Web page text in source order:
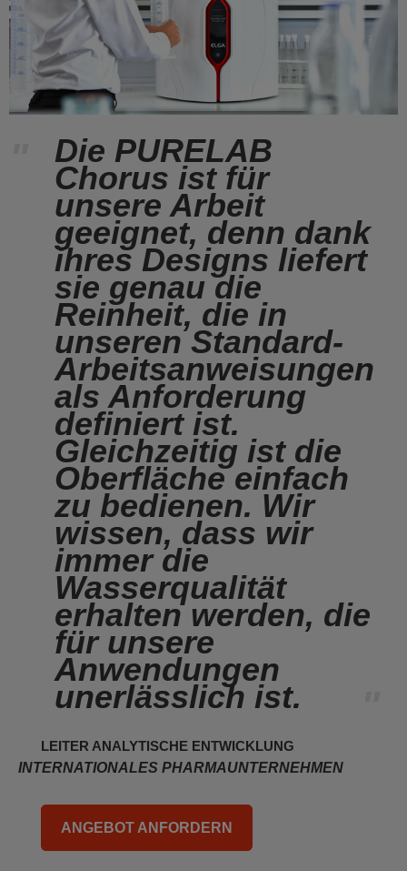
Die PURELAB
Chorus ist für
unsere Arbeit
geeignet, denn dank
ihres Designs liefert
sie genau die
Reinheit, die in
unseren Standard-
Arbeitsanweisungen
als Anforderung
definiert ist.
Gleichzeitig ist die
Oberfläche einfach
zu bedienen. Wir
wissen, dass wir
immer die
Wasserqualität
erhalten werden, die
für unsere
Anwendungen
unerlässlich ist.
LEITER ANALYTISCHE ENTWICKLUNG
INTERNATIONALES PHARMAUNTERNEHMEN
ANGEBOT ANFORDERN